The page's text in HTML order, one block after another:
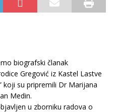
biografski članak
Gregović iz Kastel Lastve
koji su pripremili Dr Marijana
Medin.
u zborniku radova o